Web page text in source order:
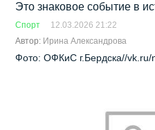
Это знаковое событие в
Спорт
12.03.2026 21:22
Автор: Ирина Александрова
Фото: ОФКиС г.Бердска//vk.ru/